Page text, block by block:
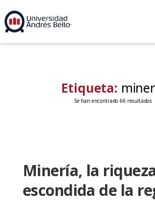
Etiqueta:
Se han encontrado 66 resultados
Minería, la
escondida de la